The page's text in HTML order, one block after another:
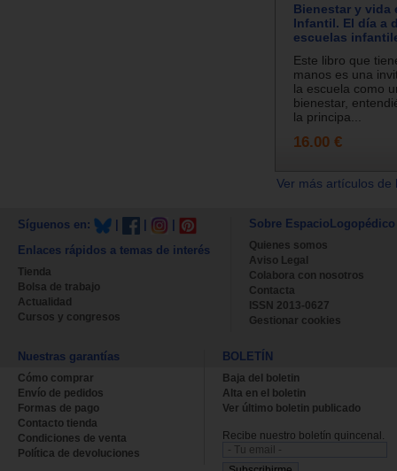
Bienestar y vida
Infantil. El día a
escuelas
Este libro que
manos es una
la escuela como
bienestar,
la principa...
16.00 €
Ver más artículos
Síguenos en:
Enlaces rápidos a temas de interés
Tienda
Bolsa de trabajo
Actualidad
Cursos y congresos
Sobre EspacioLogopédico
Quienes somos
Aviso Legal
Colabora con nosotros
Contacta
ISSN 2013-0627
Gestionar cookies
Nuestras garantías
Cómo comprar
Envío de pedidos
Formas de pago
Contacto tienda
Condiciones de venta
Política de devoluciones
BOLETÍN
Baja del boletin
Alta en el boletin
Ver último boletin publicado
Recibe nuestro boletín quincenal.